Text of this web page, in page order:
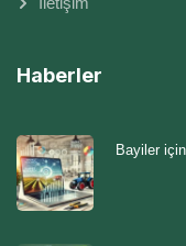
Haberler
Bayiler